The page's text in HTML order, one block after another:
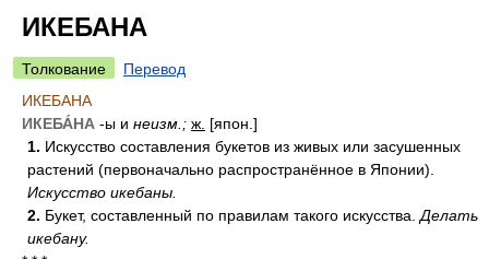
ИКЕБАНА
Толкование
Перевод
ИКЕБАНА
ИКЕБА́НА -ы и неизм.; ж. [япон.]
1. Искусство составления букетов из живых или засушенных
растений (первоначально распространённое в Японии).
Искусство икебаны.
2. Букет, составленный по правилам такого искусства. Делать
икебану.